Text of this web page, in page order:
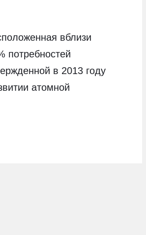
вблизи
потребностей
в 2013 году
атомной